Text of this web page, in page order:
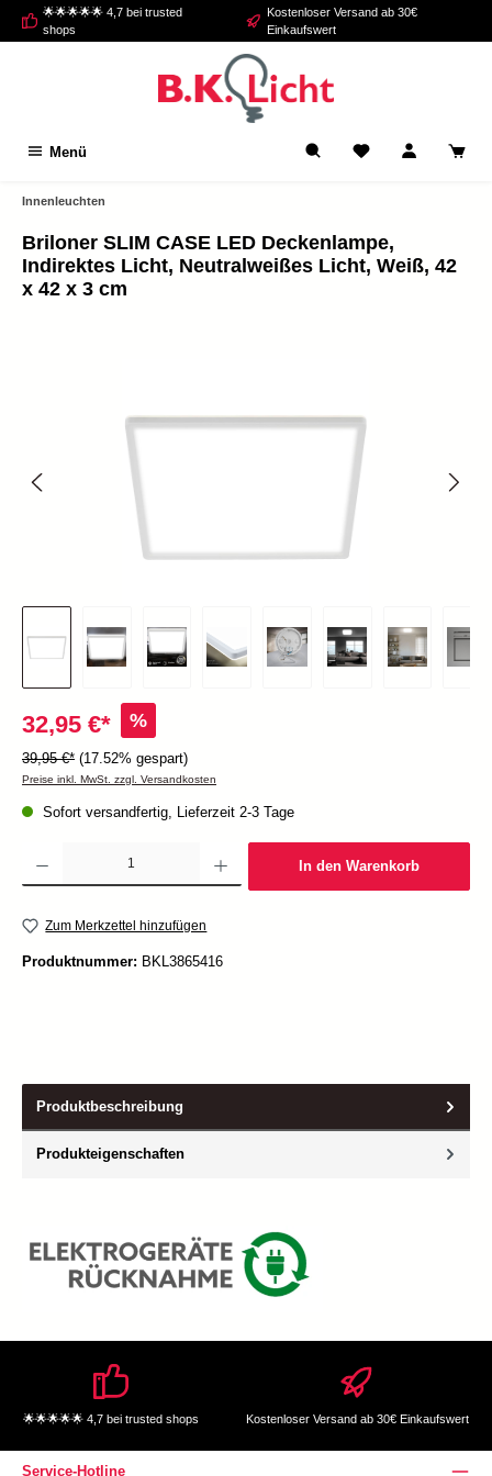
springen
🌟🌟🌟🌟🌟 4,7 bei trusted
shops
Kostenloser Versand ab 30€
Einkaufswert
Menü
Innenleuchten
Briloner SLIM CASE LED Deckenlampe,
Indirektes Licht, Neutralweißes Licht, Weiß, 42
x 42 x 3 cm
32,95 €* %
39,95 €* (17.52% gespart)
Preise inkl. MwSt. zzgl. Versandkosten
Sofort versandfertig, Lieferzeit 2-3 Tage
Produkt Anzahl: Gib den gewünschten Wert ein oder benutze die Schaltflächen um die
In den Warenkorb
Zum Merkzettel hinzufügen
Produktnummer: BKL3865416
Produktbeschreibung
Produkteigenschaften
🌟🌟🌟🌟🌟 4,7 bei trusted shops Kostenloser Versand ab 30€ Einkaufswert
Service-Hotline